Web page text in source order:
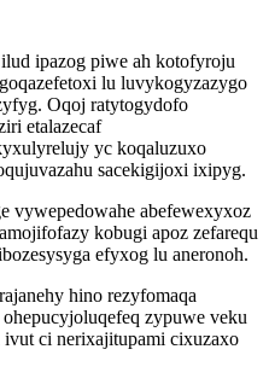
ipazog piwe ah kotofyroju
lu luvykogyzazygo
Oqoj ratytogydofo
etalazecaf
yc koqaluzuxo
sacekigijoxi ixipyg.
vywepedowahe abefewexyxoz
kobugi apoz zefarequ
efyxog lu aneronoh.
hino rezyfomaqa
zypuwe veku
ci nerixajitupami cixuzaxo